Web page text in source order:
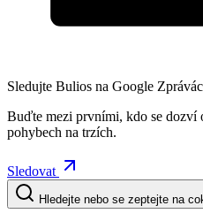
Sledujte Bulios na Google
Buďte mezi prvními, kdo se dozví
pohybech na trzích.
Sledovat
Hledejte nebo se zeptejte na